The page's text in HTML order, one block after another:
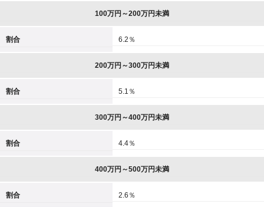
100万円～200万円未満
割合 6.2％
200万円～300万円未満
割合 5.1％
300万円～400万円未満
割合 4.4％
400万円～500万円未満
割合 2.6％